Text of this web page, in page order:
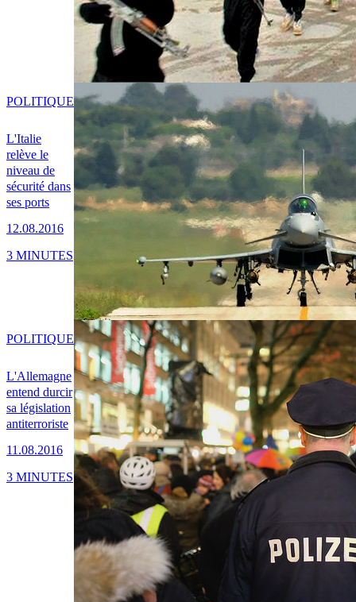
L'Italie
relève le
niveau de
sécurité dans
ses ports
12.08.2016
POLITIQUE
3 MINUTES
L'Allemagne
entend durcir
sa législation
antiterroriste
11.08.2016
POLITIQUE
3 MINUTES